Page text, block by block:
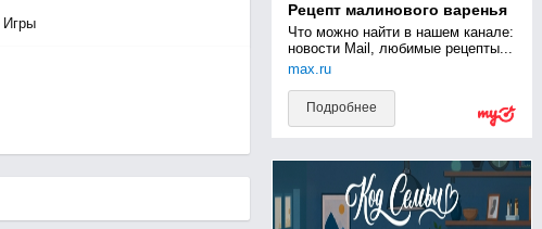
Игры
Рецепт малинового варенья
Что можно найти в нашем канале:
новости Mail, любимые рецепты...
max.ru
Подробнее